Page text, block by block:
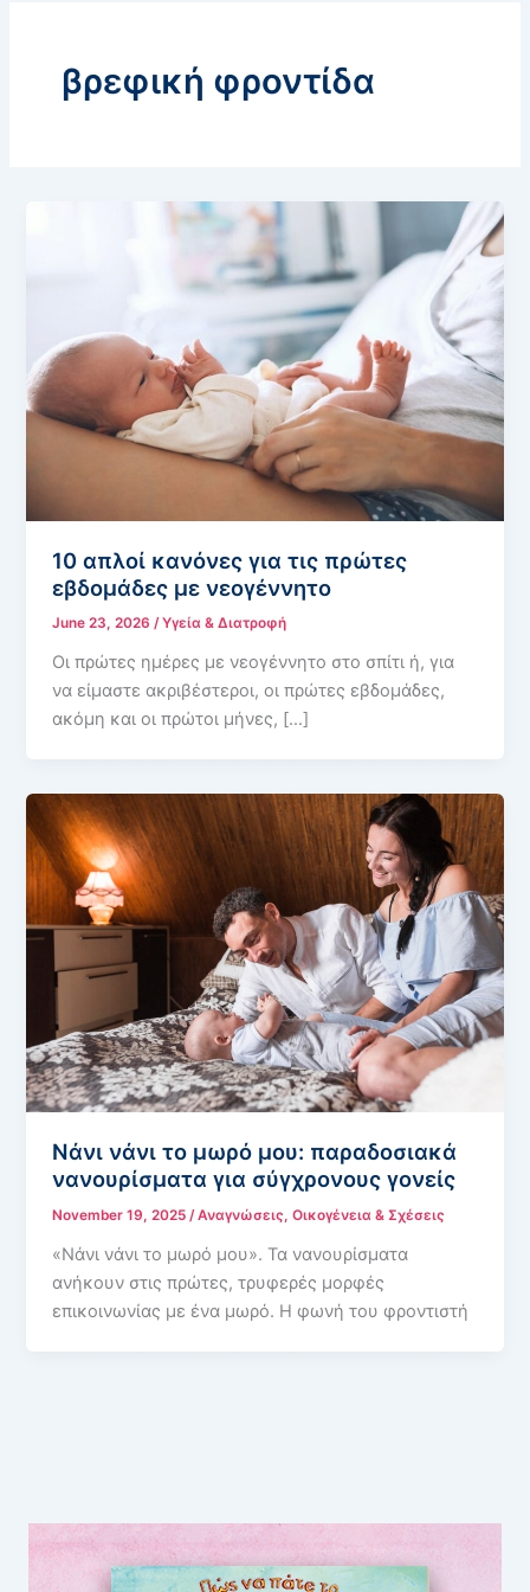
βρεφική φροντίδα
10 απλοί κανόνες για τις πρώτες
εβδομάδες με νεογέννητο
June 23, 2026/Υγεία & Διατροφή
Οι πρώτες ημέρες με νεογέννητο στο σπίτι ή, για
να είμαστε ακριβέστεροι, οι πρώτες εβδομάδες,
ακόμη και οι πρώτοι μήνες, […]
Νάνι νάνι το μωρό μου: παραδοσιακά
νανουρίσματα για σύγχρονους γονείς
November 19, 2025/Αναγνώσεις,Οικογένεια & Σχέσεις
«Νάνι νάνι το μωρό μου». Τα νανουρίσματα
ανήκουν στις πρώτες, τρυφερές μορφές
επικοινωνίας με ένα μωρό. Η φωνή του φροντιστή